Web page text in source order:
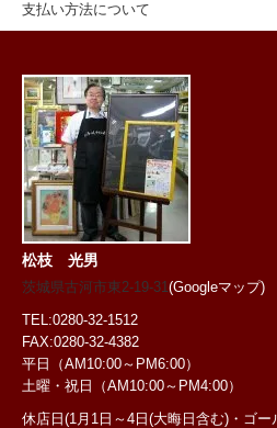
支払い方法について
松枝 光男
茨城県古河市東2-19-31(Googleマップ)
TEL:0280-32-1512
FAX:0280-32-4382
平日（AM10:00～PM6:00）
土曜・祝日
（AM10:00～PM4:00）
休店日(1月1日～4日(大晦日含む)・ゴー